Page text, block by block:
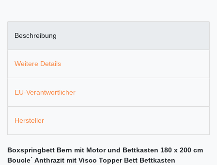
Beschreibung
Weitere Details
EU-Verantwortlicher
Hersteller
Boxspringbett Bern mit Motor und Bettkasten 180 x 200 cm
Boucle` Anthrazit mit Visco Topper Bett Bettkasten